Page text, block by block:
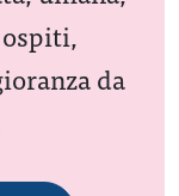
da